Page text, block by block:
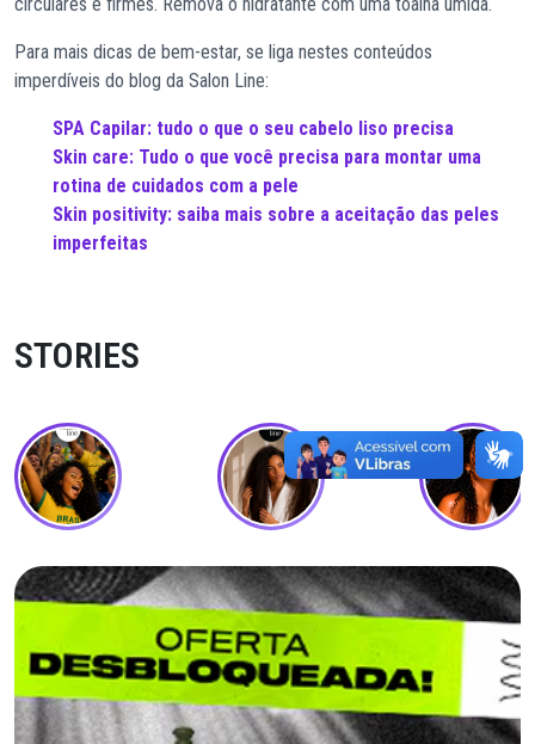
Para mais dicas de bem-estar, se liga nestes conteúdos
imperdíveis do blog da Salon Line:
SPA Capilar: tudo o que o seu cabelo liso precisa
Skin care: Tudo o que você precisa para montar uma
rotina de cuidados com a pele
Skin positivity: saiba mais sobre a aceitação das peles
imperfeitas
STORIES